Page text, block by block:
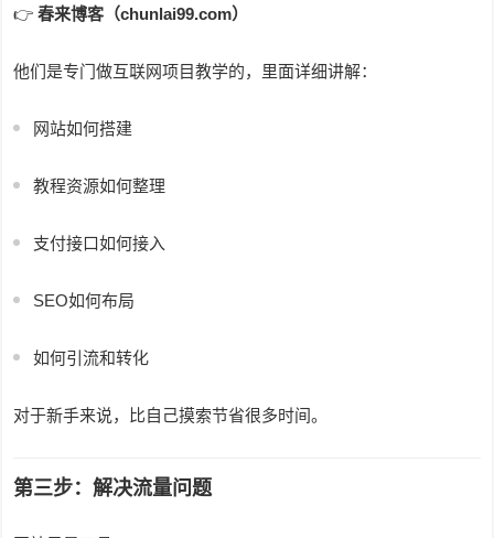
👉春来博客（chunlai99.com）
他们是专门做互联网项目教学的，里面详细讲解：
网站如何搭建
教程资源如何整理
支付接口如何接入
SEO如何布局
如何引流和转化
对于新手来说，比自己摸索节省很多时间。
第三步：解决流量问题